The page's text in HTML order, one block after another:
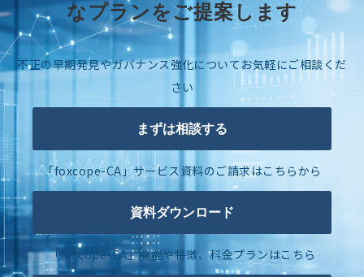
なプランをご提案します
不正の早期発見やガバナンス強化についてお気軽にご相談くだ
さい
まずは相談する
「foxcope-CA」サービス資料のご請求はこちらから
資料ダウンロード
「foxcope-CA」機能や特徴、料金プランはこちら